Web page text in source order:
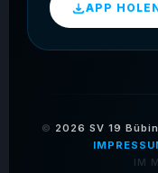
APP
© 2026 SV 19
IM